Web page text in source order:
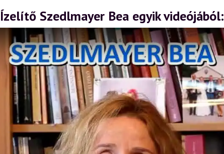
Ízelítő Szedlmayer Bea egyik videójából: